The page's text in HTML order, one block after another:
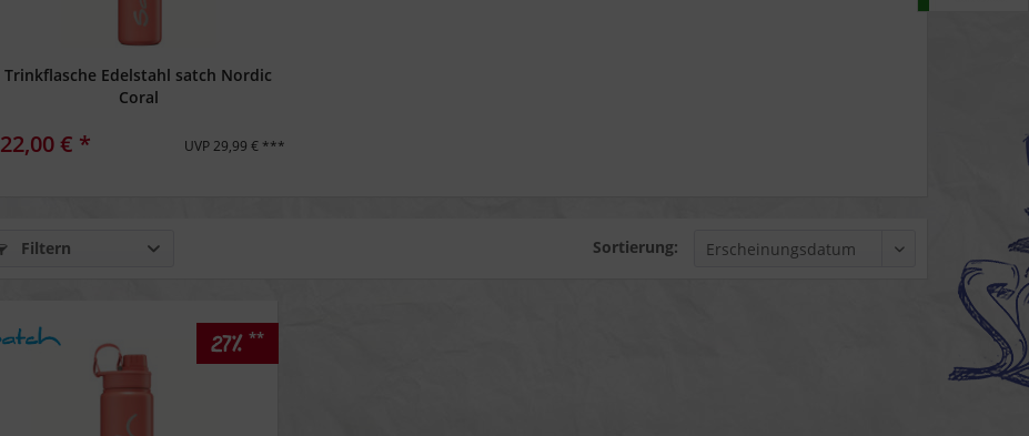
Trinkflasche Edelstahl satch Nordic
Coral
22,00 € * UVP 29,99 € ***
Filtern Sortierung:
27% **